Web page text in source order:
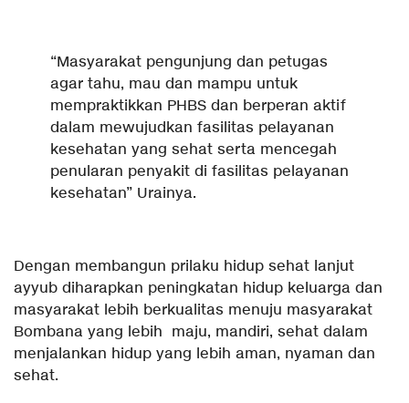
“Masyarakat pengunjung dan petugas
agar tahu, mau dan mampu untuk
mempraktikkan PHBS dan berperan aktif
dalam mewujudkan fasilitas pelayanan
kesehatan yang sehat serta mencegah
penularan penyakit di fasilitas pelayanan
kesehatan” Urainya.
Dengan membangun prilaku hidup sehat lanjut
ayyub diharapkan peningkatan hidup keluarga dan
masyarakat lebih berkualitas menuju masyarakat
Bombana yang lebih maju, mandiri, sehat dalam
menjalankan hidup yang lebih aman, nyaman dan
sehat.